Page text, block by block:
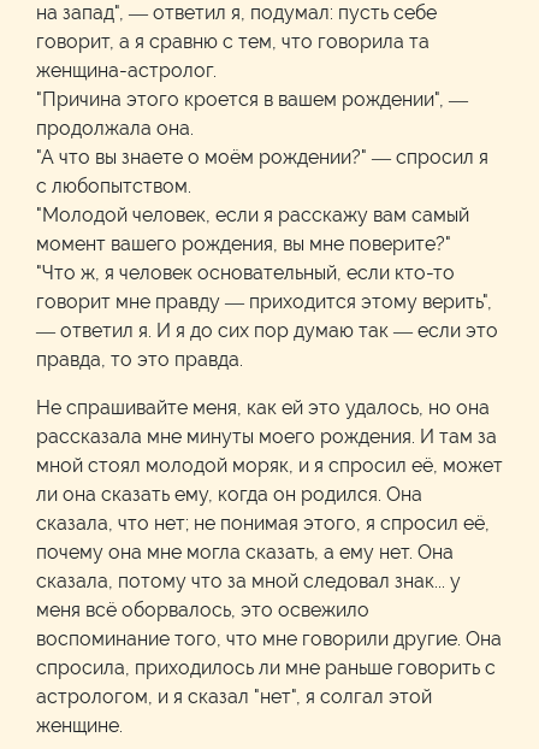
на запад", — ответил я, подумал: пусть себе
говорит, а я сравню с тем, что говорила та
женщина-астролог.
"Причина этого кроется в вашем рождении", —
продолжала она.
"А что вы знаете о моём рождении?" — спросил я
с любопытством.
"Молодой человек, если я расскажу вам самый
момент вашего рождения, вы мне поверите?"
"Что ж, я человек основательный, если кто-то
говорит мне правду — приходится этому верить",
— ответил я. И я до сих пор думаю так — если это
правда, то это правда.
Не спрашивайте меня, как ей это удалось, но она
рассказала мне минуты моего рождения. И там за
мной стоял молодой моряк, и я спросил её, может
ли она сказать ему, когда он родился. Она
сказала, что нет; не понимая этого, я спросил её,
почему она мне могла сказать, а ему нет. Она
сказала, потому что за мной следовал знак... у
меня всё оборвалось, это освежило
воспоминание того, что мне говорили другие. Она
спросила, приходилось ли мне раньше говорить с
астрологом, и я сказал "нет", я солгал этой
женщине.